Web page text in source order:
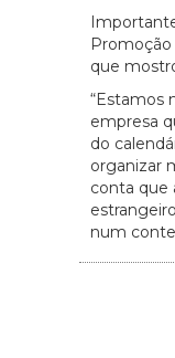
Promoção
que
“Estamos
empresa
do
organizar
conta que
num